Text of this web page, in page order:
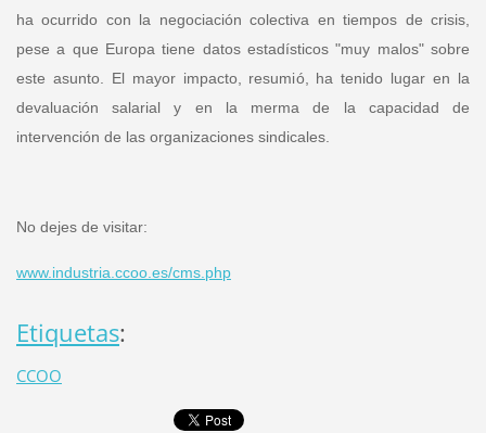
ha ocurrido con la negociación colectiva en tiempos de crisis,
pese a que Europa tiene datos estadísticos "muy malos" sobre
este asunto. El mayor impacto, resumió, ha tenido lugar en la
devaluación salarial y en la merma de la capacidad de
intervención de las organizaciones sindicales.
No dejes de visitar:
www.industria.ccoo.es/cms.php
Etiquetas:
CCOO